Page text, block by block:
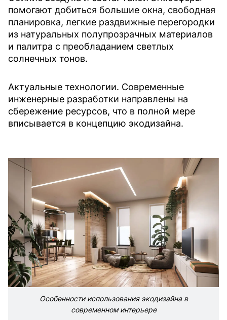
помогают добиться большие окна, свободная
планировка, легкие раздвижные перегородки
из натуральных полупрозрачных материалов
и палитра с преобладанием светлых
солнечных тонов.
Актуальные технологии. Современные
инженерные разработки направлены на
сбережение ресурсов, что в полной мере
вписывается в концепцию экодизайна.
Особенности использования экодизайна в
современном интерьере